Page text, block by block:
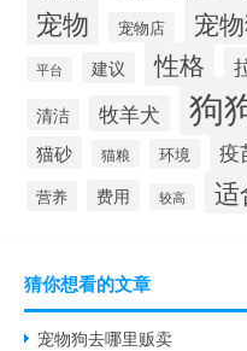
宠物 宠物店 宠
平台 建议 性格
清洁 牧羊犬 狗
猫砂 猫粮 环境 疫
营养 费用 较高 适
猜你想看的文章
宠物狗去哪里贩卖